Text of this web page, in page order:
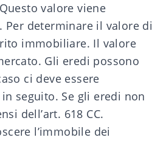
valore viene
determinare il valore di
immobiliare. Il valore
Gli eredi possono
ci deve essere
seguito. Se gli eredi non
dell’art. 618 CC.
l’immobile dei